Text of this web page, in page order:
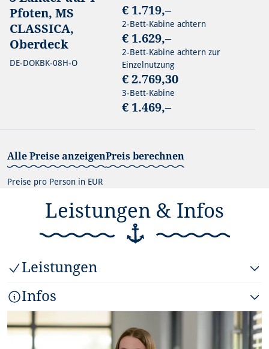
Pfoten, MS
CLASSICA,
Oberdeck
DE-DOKBK-08H-O
€ 1.719,–
2-Bett-Kabine achtern
€ 1.629,–
2-Bett-Kabine achtern zur
Einzelnutzung
€ 2.769,30
3-Bett-Kabine
€ 1.469,–
Alle Preise anzeigenPreis berechnen
Preise pro Person in EUR
Leistungen & Infos
Leistungen
Eingeschlossene Leistungen
Hundeflusskreuzfahrt mit
Reiseverlauf
Infos
Hinweis zur Mitnahme eines Hundes:
Pro Kabine darf ein Hund mit einem maximalen Gewicht